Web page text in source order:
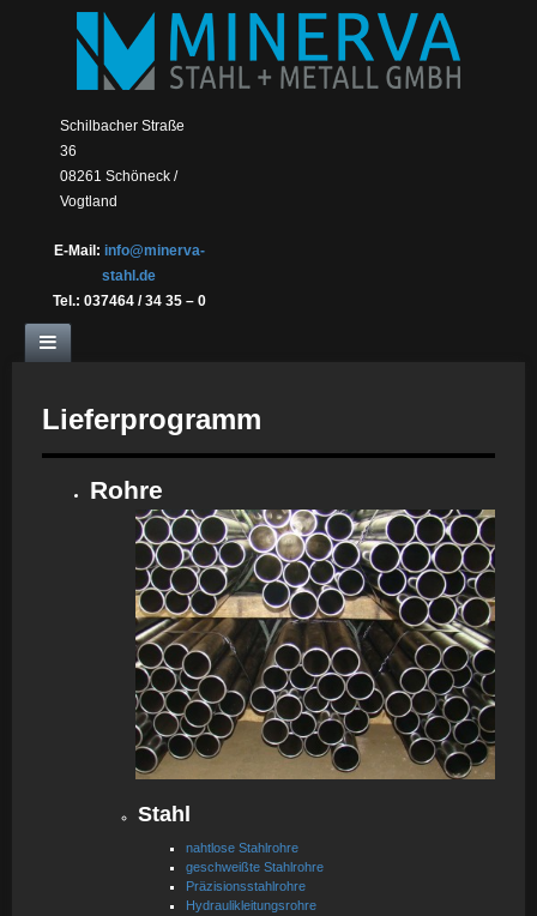
Schilbacher Straße
36
08261 Schöneck /
Vogtland
E-Mail: info@minerva-
stahl.de
Tel.: 037464 / 34 35 – 0
Lieferprogramm
Rohre
Stahl
nahtlose Stahlrohre
geschweißte Stahlrohre
Präzisionsstahlrohre
Hydraulikleitungsrohre